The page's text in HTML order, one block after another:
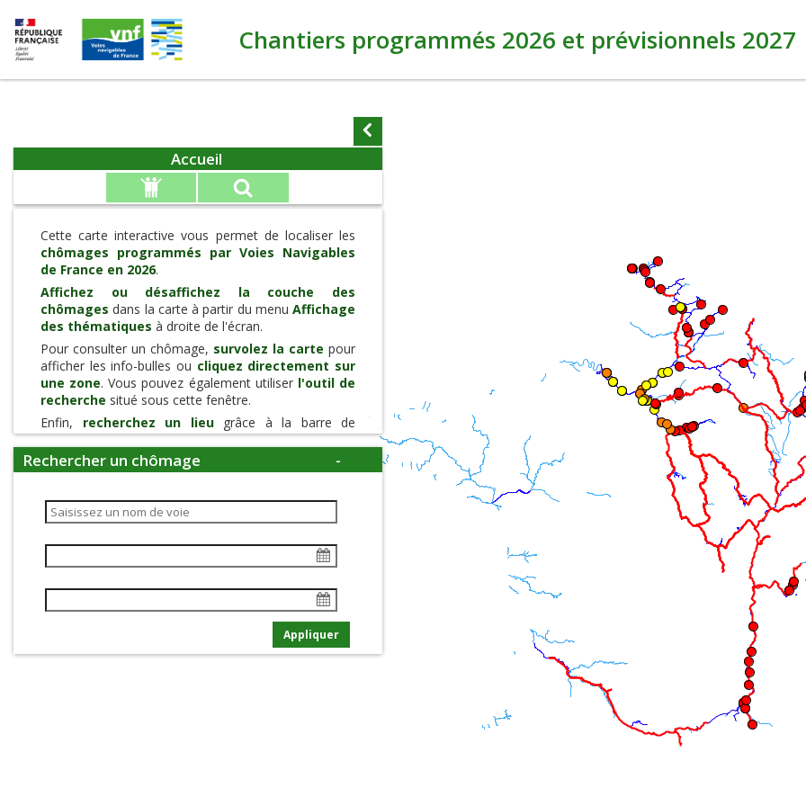
Chantiers programmés 2026 et prévisionnels 2027
Accueil
Cette carte interactive vous permet de localiser les
chômages programmés par Voies Navigables
de France en 2026.
Affichez ou désaffichez la couche des
chômages dans la carte à partir du menu Affichage
des thématiques à droite de l'écran.
Pour consulter un chômage, survolez la carte pour
afficher les info-bulles ou cliquez directement sur
une zone. Vous pouvez également utiliser l'outil de
recherche situé sous cette fenêtre.
Enfin, recherchez un lieugrâce à la barre de
recherche située en haut à droite de l'écran, et
modifier le fond de carte
depuis l'encadré à côté
de la barre de recherche.
Rechercher un chômage -
Basculer le calendrier
Basculer le calendrier
Appliquer